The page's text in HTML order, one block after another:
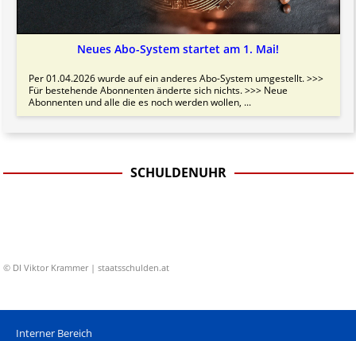
Neues Abo-System startet am 1. Mai!
Per 01.04.2026 wurde auf ein anderes Abo-System umgestellt. >>>
Für bestehende Abonnenten änderte sich nichts. >>> Neue
Abonnenten und alle die es noch werden wollen, ...
SCHULDENUHR
© DI Viktor Krammer | staatsschulden.at
Interner Bereich